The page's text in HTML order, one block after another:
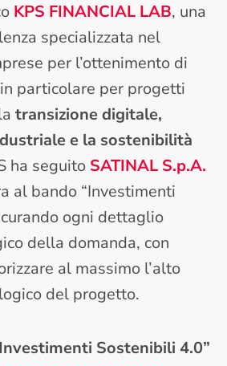
KPS FINANCIAL LAB, una
specializzata nel
per l’ottenimento di
particolare per progetti
transizione digitale,
e la sostenibilità
ha seguito SATINAL S.p.A.
al bando “Investimenti
ogni dettaglio
della domanda, con
al massimo l’alto
del progetto.
Sostenibili 4.0”